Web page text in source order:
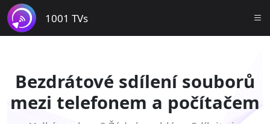
1001 TVs
Bezdrátové sdílení souborů
mezi telefonem a počítačem